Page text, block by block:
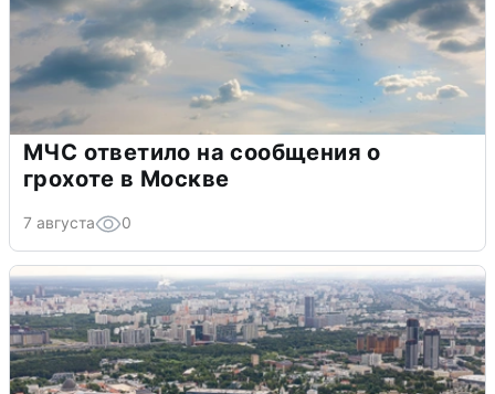
МЧС ответило на сообщения о
грохоте в Москве
7 августа 0